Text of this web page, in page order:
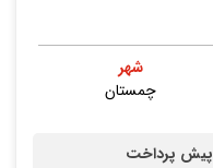
شهر
چمستان
پیش پرداخت